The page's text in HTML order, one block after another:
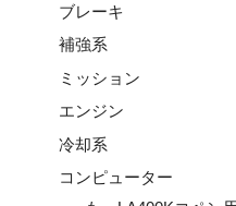
ブレーキ
補強系
ミッション
エンジン
冷却系
コンピューター